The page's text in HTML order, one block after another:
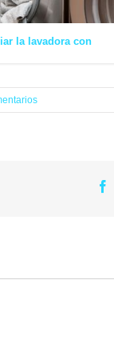
la lavadora con